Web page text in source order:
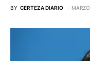
BY CERTEZA DIARIO